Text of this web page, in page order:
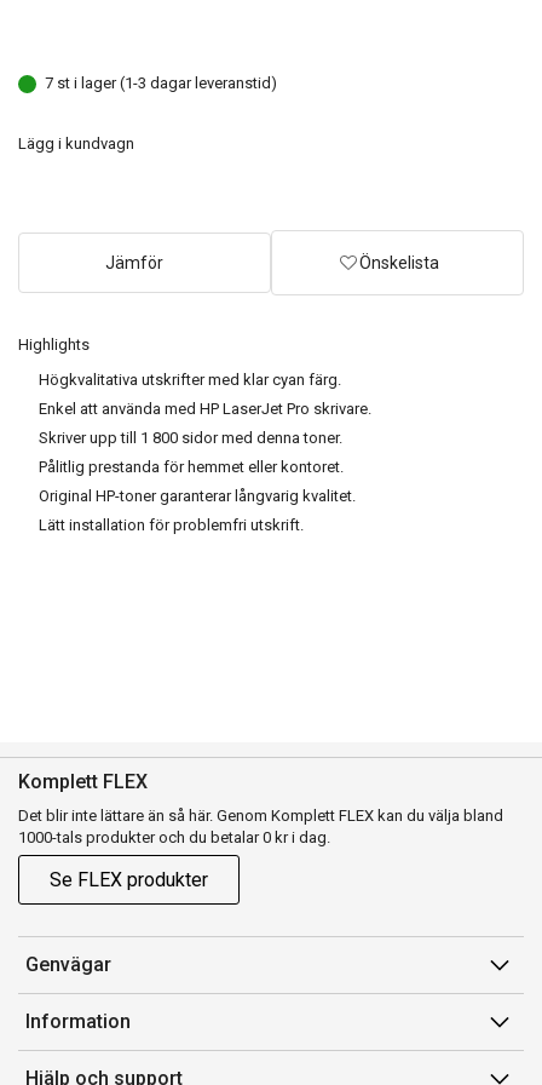
Highlights
Högkvalitativa utskrifter med klar cyan färg.
Enkel att använda med HP LaserJet Pro skrivare.
Skriver upp till 1 800 sidor med denna toner.
Pålitlig prestanda för hemmet eller kontoret.
Original HP-toner garanterar långvarig kvalitet.
Lätt installation för problemfri utskrift.
7 st i lager (1-3 dagar leveranstid)
Lägg i kundvagn
Jämför Önskelista
Komplett FLEX
Det blir inte lättare än så här. Genom Komplett FLEX kan du välja bland
1000-tals produkter och du betalar 0 kr i dag.
Se FLEX produkter
Genvägar
Konto
Orderhistorik
Information
Försäljningsvillkor
Hjälp och support